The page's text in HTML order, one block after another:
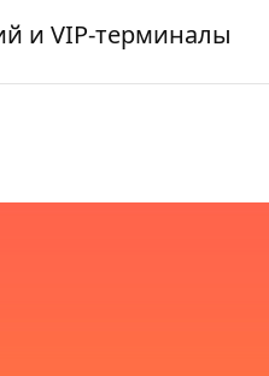
и VIP-терминалы